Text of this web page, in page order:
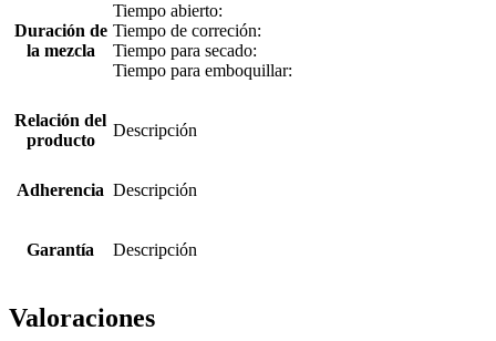
Duración de
la mezcla
Tiempo abierto:
Tiempo de correción:
Tiempo para secado:
Tiempo para emboquillar:
Relación del
producto
Descripción
Adherencia Descripción
Garantía Descripción
Valoraciones